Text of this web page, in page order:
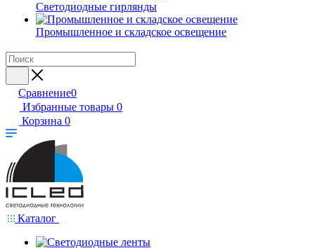
Светодиодные гирлянды
Промышленное и складское освещение
Сравнение0
Избранные товары 0
Корзина 0
Каталог